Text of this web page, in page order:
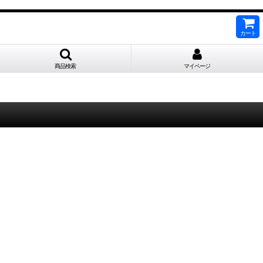
カート
商品検索 マイページ